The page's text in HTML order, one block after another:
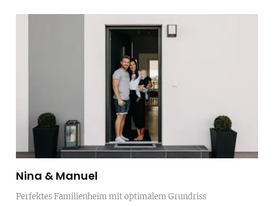
Nina & Manuel
Perfektes Familienheim mit optimalem Grundriss